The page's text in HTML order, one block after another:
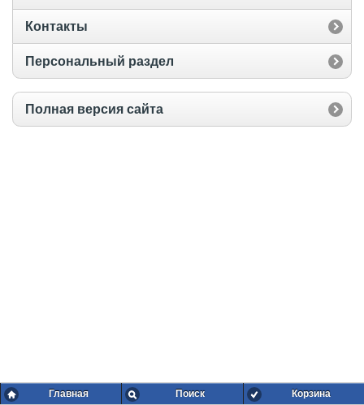
Контакты
Персональный раздел
Полная версия сайта
Главная Поиск Корзина